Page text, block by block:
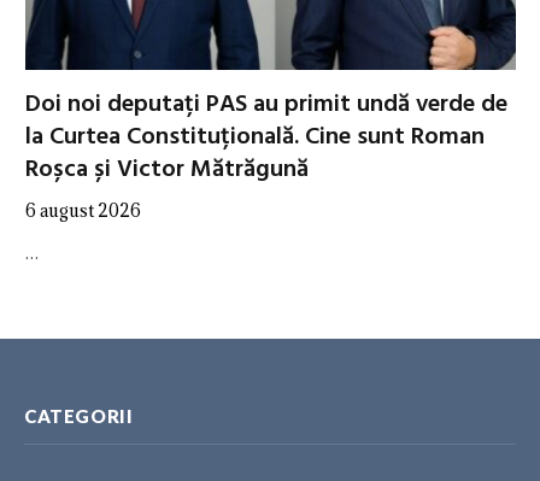
Doi noi deputați PAS au primit undă verde de
la Curtea Constituțională. Cine sunt Roman
Roșca și Victor Mătrăgună
6 august 2026
…
CATEGORII